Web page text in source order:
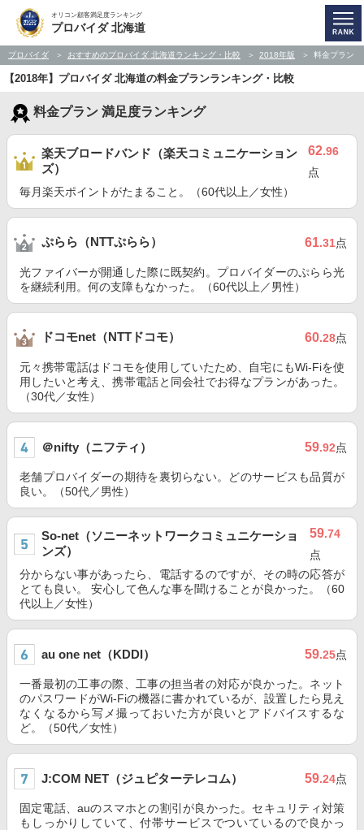
オリコン顧客満足度ランキング
プロバイダ 北海道
プロバイダ おすすめのプロバイダ 北海道ランキング・比較 2018年版 料金プラン
【2018年】プロバイダ 北海道の料金プランランキング・比較
料金プラン 満足度ランキング
楽天ブロードバンド（楽天コミュニケーション
ズ）
62.96
点
毎月楽天ポイントがたまること。（60代以上／女性）
ぷらら（NTTぷらら） 61.31点
光ファイバーが開通した際に既契約。プロバイダーのぷらら光
を継続利用。何の支障もなかった。（60代以上／男性）
ドコモnet（NTTドコモ） 60.28点
元々携帯電話はドコモを使用していたため、自宅にもWi-Fiを使
用したいと考え、携帯電話と同会社でお得なプランがあった。
（30代／女性）
＠nifty（ニフティ） 59.92点
老舗プロバイダーの期待を裏切らない。どのサービスも品質が
良い。（50代／男性）
So-net（ソニーネットワークコミュニケーショ
ンズ）
59.74
点
分からない事があったら、電話するのですが、その時の応答が
とても良い。 安心して色んな事を聞けることが良かった。（60
代以上／女性）
au one net（KDDI） 59.25点
一番最初の工事の際、工事の担当者の対応が良かった。ネット
のパスワードがWi-Fiの機器に書かれているが、設置したら見え
なくなるから写メ撮っておいた方が良いとアドバイスするな
ど。（50代／女性）
J:COM NET（ジュピターテレコム） 59.24点
固定電話、auのスマホとの割引が良かった。セキュリティ対策
もしっかりしていて、付帯サービスでついているので良かっ